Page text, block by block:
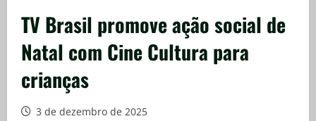
TV Brasil promove ação social de
Natal com Cine Cultura para
crianças
3 de dezembro de 2025